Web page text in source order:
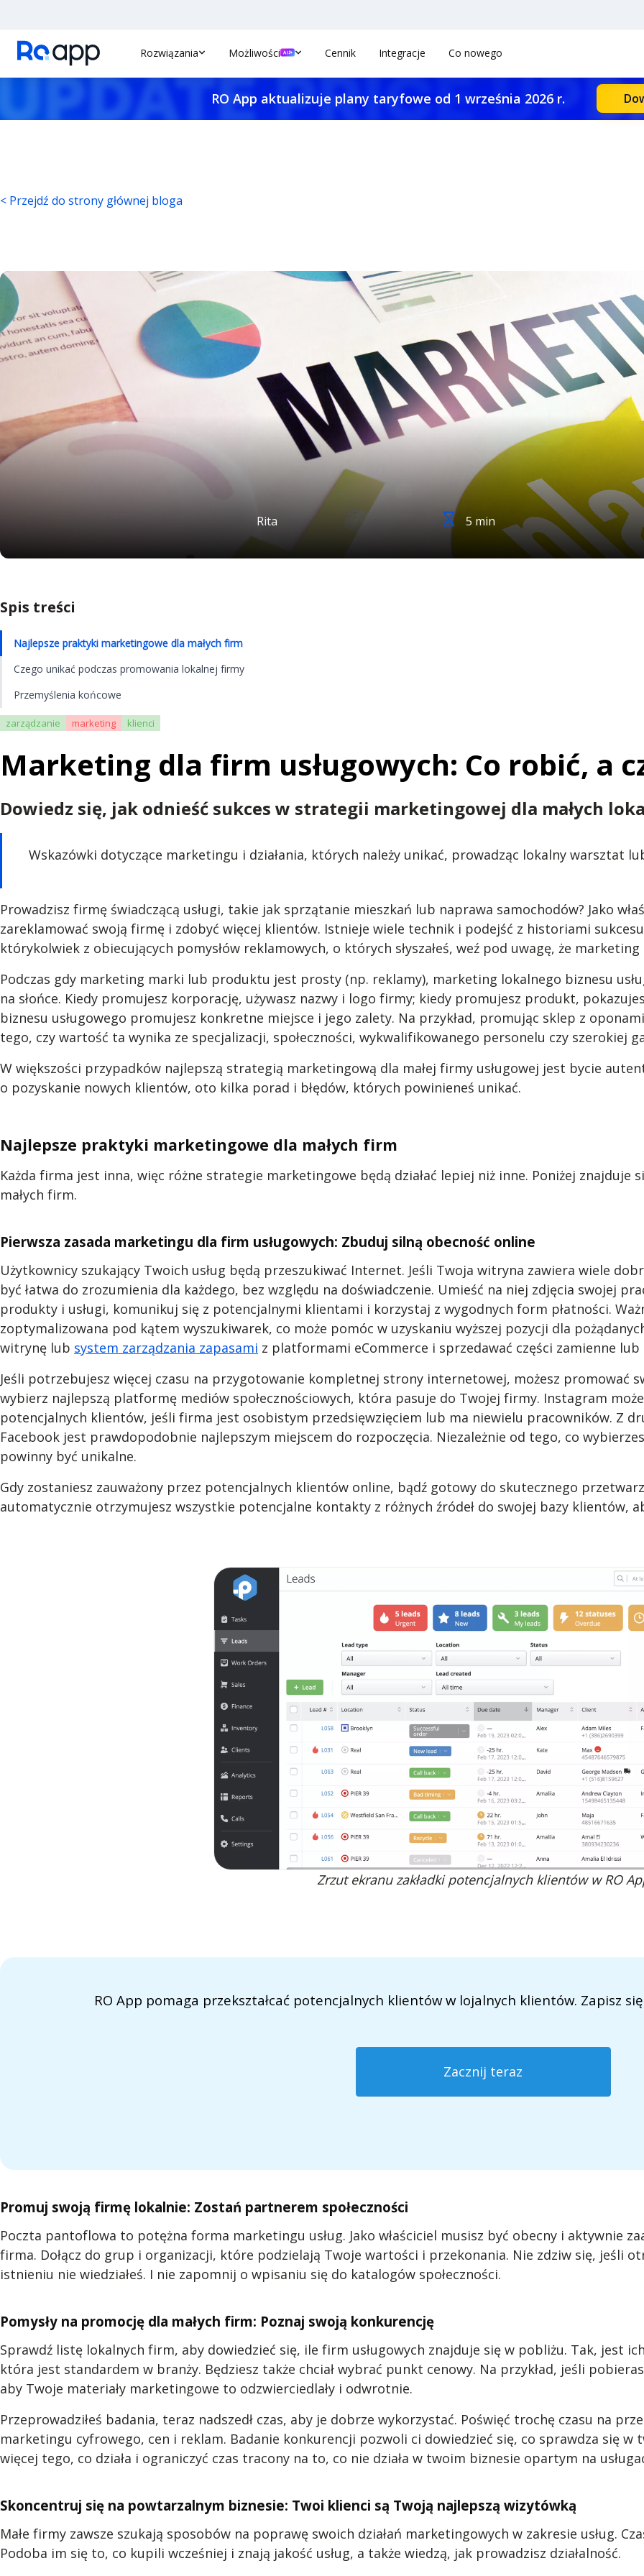
Rozwiązania Możliwości Cennik Integracje Co nowego
RO App aktualizuje plany taryfowe od 1 września 2026 r.
< Przejdź do strony głównej bloga
Rita 5 min
Spis treści
Najlepsze praktyki marketingowe dla małych firm
Czego unikać podczas promowania lokalnej firmy
Przemyślenia końcowe
zarządzanie marketing klienci
Marketing dla firm usługowych: Co robić, a
Dowiedz się, jak odnieść sukces w strategii marketingowej dla małych
Wskazówki dotyczące marketingu i działania, których należy unikać, prowadząc lokalny warsztat
Prowadzisz firmę świadczącą usługi, takie jak sprzątanie mieszkań lub naprawa samochodów? Jako
zareklamować swoją firmę i zdobyć więcej klientów. Istnieje wiele technik i podejść z historiami
którykolwiek z obiecujących pomysłów reklamowych, o których słyszałeś, weź pod uwagę, że
Podczas gdy marketing marki lub produktu jest prosty (np. reklamy), marketing lokalnego biznesu
na słońce. Kiedy promujesz korporację, używasz nazwy i logo firmy; kiedy promujesz produkt,
biznesu usługowego promujesz konkretne miejsce i jego zalety. Na przykład, promując sklep z
tego, czy wartość ta wynika ze specjalizacji, społeczności, wykwalifikowanego personelu czy szerokiej
W większości przypadków najlepszą strategią marketingową dla małej firmy usługowej jest bycie
o pozyskanie nowych klientów, oto kilka porad i błędów, których powinieneś unikać.
Najlepsze praktyki marketingowe dla małych firm
Każda firma jest inna, więc różne strategie marketingowe będą działać lepiej niż inne. Poniżej
małych firm.
Pierwsza zasada marketingu dla firm usługowych: Zbuduj silną obecność online
Użytkownicy szukający Twoich usług będą przeszukiwać Internet. Jeśli Twoja witryna zawiera wiele
być łatwa do zrozumienia dla każdego, bez względu na doświadczenie. Umieść na niej zdjęcia swojej
produkty i usługi, komunikuj się z potencjalnymi klientami i korzystaj z wygodnych form płatności.
zoptymalizowana pod kątem wyszukiwarek, co może pomóc w uzyskaniu wyższej pozycji dla
witrynę lub system zarządzania zapasami z platformami eCommerce i sprzedawać części zamienne
Jeśli potrzebujesz więcej czasu na przygotowanie kompletnej strony internetowej, możesz promować
wybierz najlepszą platformę mediów społecznościowych, która pasuje do Twojej firmy. Instagram
potencjalnych klientów, jeśli firma jest osobistym przedsięwzięciem lub ma niewielu pracowników. Z
Facebook jest prawdopodobnie najlepszym miejscem do rozpoczęcia. Niezależnie od tego, co
powinny być unikalne.
Gdy zostaniesz zauważony przez potencjalnych klientów online, bądź gotowy do skutecznego
automatycznie otrzymujesz wszystkie potencjalne kontakty z różnych źródeł do swojej bazy klientów,
Zrzut ekranu zakładki potencjalnych klientów w RO
RO App pomaga przekształcać potencjalnych klientów w lojalnych klientów. Zapisz
Zacznij teraz
Promuj swoją firmę lokalnie: Zostań partnerem społeczności
Poczta pantoflowa to potężna forma marketingu usług. Jako właściciel musisz być obecny i aktywnie
firma. Dołącz do grup i organizacji, które podzielają Twoje wartości i przekonania. Nie zdziw się, jeśli
istnieniu nie wiedziałeś. I nie zapomnij o wpisaniu się do katalogów społeczności.
Pomysły na promocję dla małych firm: Poznaj swoją konkurencję
Sprawdź listę lokalnych firm, aby dowiedzieć się, ile firm usługowych znajduje się w pobliżu. Tak, jest
która jest standardem w branży. Będziesz także chciał wybrać punkt cenowy. Na przykład, jeśli
aby Twoje materiały marketingowe to odzwierciedlały i odwrotnie.
Przeprowadziłeś badania, teraz nadszedł czas, aby je dobrze wykorzystać. Poświęć trochę czasu na
marketingu cyfrowego, cen i reklam. Badanie konkurencji pozwoli ci dowiedzieć się, co sprawdza się
więcej tego, co działa i ograniczyć czas tracony na to, co nie działa w twoim biznesie opartym na
Skoncentruj się na powtarzalnym biznesie: Twoi klienci są Twoją najlepszą wizytówką
Małe firmy zawsze szukają sposobów na poprawę swoich działań marketingowych w zakresie usług.
Podoba im się to, co kupili wcześniej i znają jakość usług, a także wiedzą, jak prowadzisz działalność.